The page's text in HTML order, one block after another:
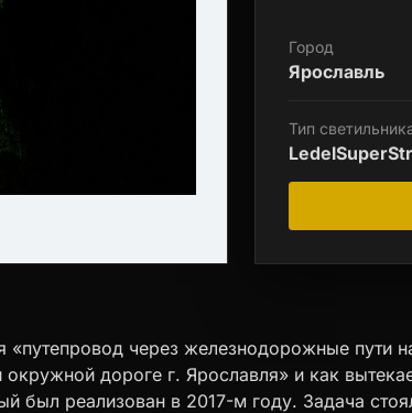
Город
Ярославль
Тип
через железнодорожные пути
дороге г. Ярославля» и как
был реализован в 2017-м году. Задача